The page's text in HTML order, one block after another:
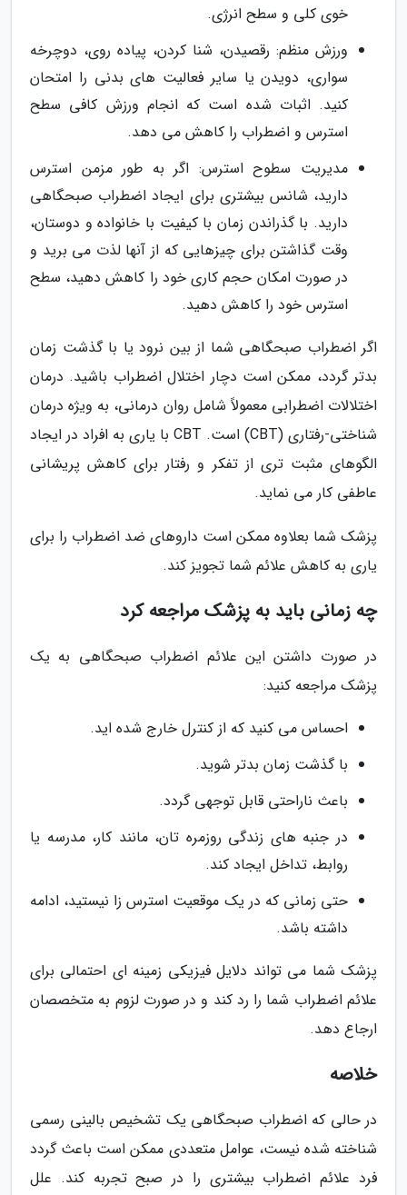
خوی کلی و سطح انرژی.
ورزش منظم: رقصیدن، شنا کردن، پیاده روی، دوچرخه
سواری، دویدن یا سایر فعالیت های بدنی را امتحان
کنید. اثبات شده است که انجام ورزش کافی سطح
استرس و اضطراب را کاهش می دهد.
مدیریت سطوح استرس: اگر به طور مزمن استرس
دارید، شانس بیشتری برای ایجاد اضطراب صبحگاهی
دارید. با گذراندن زمان با کیفیت با خانواده و دوستان،
وقت گذاشتن برای چیزهایی که از آنها لذت می برید و
در صورت امکان حجم کاری خود را کاهش دهید، سطح
استرس خود را کاهش دهید.
اگر اضطراب صبحگاهی شما از بین نرود یا با گذشت زمان
بدتر گردد، ممکن است دچار اختلال اضطراب باشید. درمان
اختلالات اضطرابی معمولاً شامل روان درمانی، به ویژه درمان
شناختی-رفتاری (CBT) است. CBT با یاری به افراد در ایجاد
الگوهای مثبت تری از تفکر و رفتار برای کاهش پریشانی
عاطفی کار می نماید.
پزشک شما بعلاوه ممکن است داروهای ضد اضطراب را برای
یاری به کاهش علائم شما تجویز کند.
چه زمانی باید به پزشک مراجعه کرد
در صورت داشتن این علائم اضطراب صبحگاهی به یک
پزشک مراجعه کنید:
احساس می کنید که از کنترل خارج شده اید.
با گذشت زمان بدتر شوید.
باعث ناراحتی قابل توجهی گردد.
در جنبه های زندگی روزمره تان، مانند کار، مدرسه یا
روابط، تداخل ایجاد کند.
حتی زمانی که در یک موقعیت استرس زا نیستید، ادامه
داشته باشد.
پزشک شما می تواند دلایل فیزیکی زمینه ای احتمالی برای
علائم اضطراب شما را رد کند و در صورت لزوم به متخصصان
ارجاع دهد.
خلاصه
در حالی که اضطراب صبحگاهی یک تشخیص بالینی رسمی
شناخته شده نیست، عوامل متعددی ممکن است باعث گردد
فرد علائم اضطراب بیشتری را در صبح تجربه کند. علل